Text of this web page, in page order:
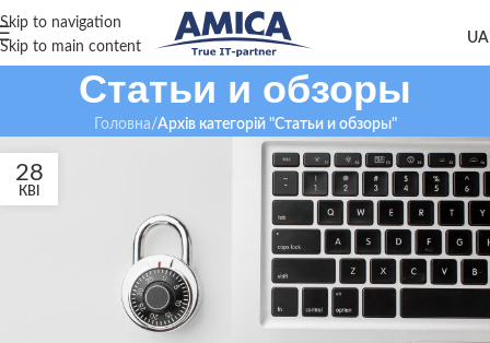
Skip to navigation
Skip to main content
Статьи и обзоры
Головна/Архів категорій "Статьи и обзоры"
28
КВІ